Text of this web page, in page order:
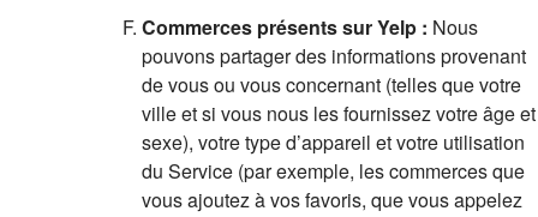
Commerces présents sur Yelp : Nous
pouvons partager des informations provenant
de vous ou vous concernant (telles que votre
ville et si vous nous les fournissez votre âge et
sexe), votre type d’appareil et votre utilisation
du Service (par exemple, les commerces que
vous ajoutez à vos favoris, que vous appelez